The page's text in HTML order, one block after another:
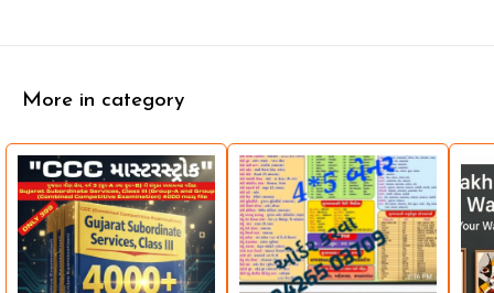
More in category